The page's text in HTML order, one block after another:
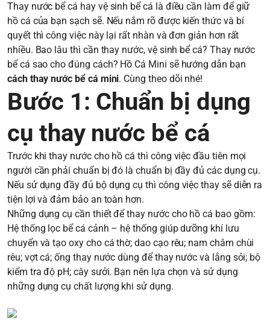
Thay nước bể cá hay vệ sinh bể cá là điều cần làm để giữ
hồ cá của bạn sạch sẽ. Nếu nắm rõ được kiến thức và bí
quyết thì công việc này lại rất nhàn và đơn giản hơn rất
nhiều. Bao lâu thì cần thay nước, vệ sinh bể cá? Thay nước
bể cá sao cho đúng cách? Hồ Cá Mini sẽ hướng dẫn bạn
cách thay nước bể cá mini. Cùng theo dõi nhé!
Bước 1: Chuẩn bị dụng
cụ thay nước bể cá
Trước khi thay nước cho hồ cá thì công việc đầu tiên mọi
người cần phải chuẩn bị đó là chuẩn bị đầy đủ các dụng cụ.
Nếu sử dụng đầy đủ bộ dụng cụ thì công việc thay sẽ diễn ra
tiện lợi và đảm bảo an toàn hơn.
Những dụng cụ cần thiết để thay nước cho hồ cá bao gồm:
Hệ thống lọc bể cá cảnh – hệ thống giúp dưỡng khí lưu
chuyển và tạo oxy cho cá thờ; dao cạo rêu; nam châm chùi
rêu; vợt cá; ống thay nước dùng để thay nước và lắng sỏi; bộ
kiểm tra độ pH; cây sưởi. Bạn nên lựa chọn và sử dụng
những dụng cụ chất lượng khi sử dụng.